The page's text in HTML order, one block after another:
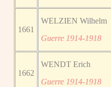
1661
WELZIEN Wilhelm
Guerre 1914-1918
1662
WENDT Erich
Guerre 1914-1918